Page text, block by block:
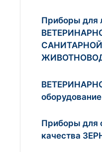
Приборы для
САНИТАРНОЙ
Приборы для
качества